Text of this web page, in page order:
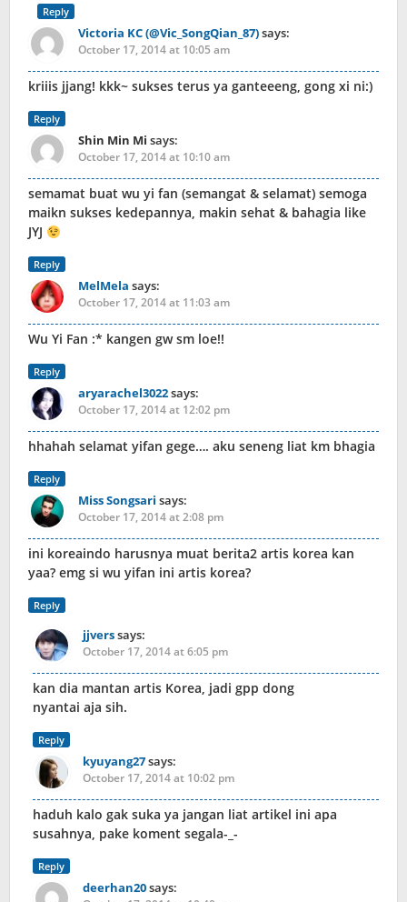
Reply
Victoria KC (@Vic_SongQian_87)says:
October 17, 2014 at 10:05 am
kriiis jjang! kkk~ sukses terus ya ganteeeng, gong xi ni:)
Reply
Shin Min Mi says:
October 17, 2014 at 10:10 am
semamat buat wu yi fan (semangat & selamat) semoga
maikn sukses kedepannya, makin sehat & bahagia like
JYJ
Reply
MelMela says:
October 17, 2014 at 11:03 am
Wu Yi Fan :* kangen gw sm loe!!
Reply
aryarachel3022says:
October 17, 2014 at 12:02 pm
hhahah selamat yifan gege…. aku seneng liat km bhagia
Reply
Miss Songsari says:
October 17, 2014 at 2:08 pm
ini koreaindo harusnya muat berita2 artis korea kan
yaa? emg si wu yifan ini artis korea?
Reply
jjverssays:
October 17, 2014 at 6:05 pm
kan dia mantan artis Korea, jadi gpp dong
nyantai aja sih.
Reply
kyuyang27says:
October 17, 2014 at 10:02 pm
haduh kalo gak suka ya jangan liat artikel ini apa
susahnya, pake koment segala-_-
Reply
deerhan20says: